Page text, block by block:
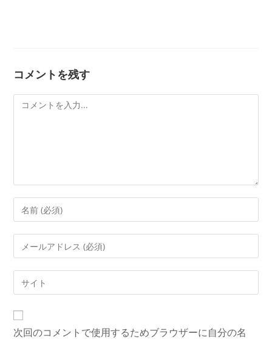
コメントを残す
次回のコメントで使用するためブラウザーに自分の名